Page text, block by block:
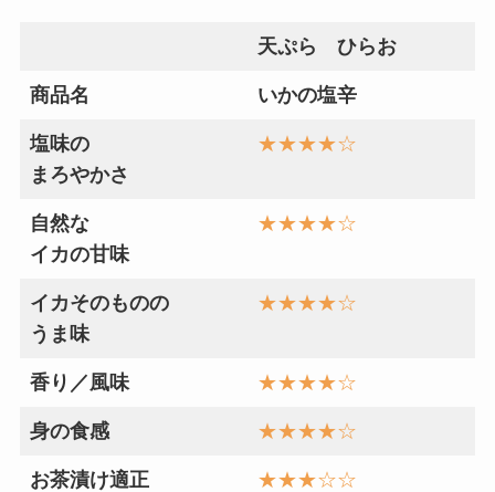
天ぷら ひらお
商品名 いかの塩辛
塩味の
まろやかさ
★★★★☆
自然な
イカの甘味
★★★★☆
イカそのものの
うま味
★★★★☆
香り／風味 ★★★★☆
身の食感 ★★★★☆
お茶漬け適正 ★★★☆☆